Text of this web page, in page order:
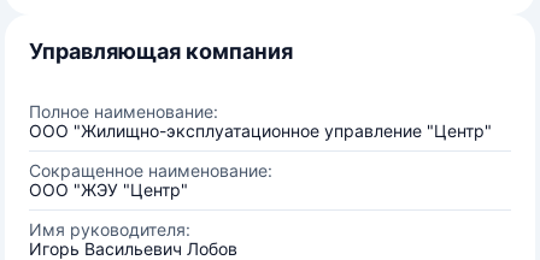
Управляющая компания
Полное наименование:
ООО "Жилищно-эксплуатационное управление "Центр"
Сокращенное наименование:
ООО "ЖЭУ "Центр"
Имя руководителя:
Игорь Васильевич Лобов